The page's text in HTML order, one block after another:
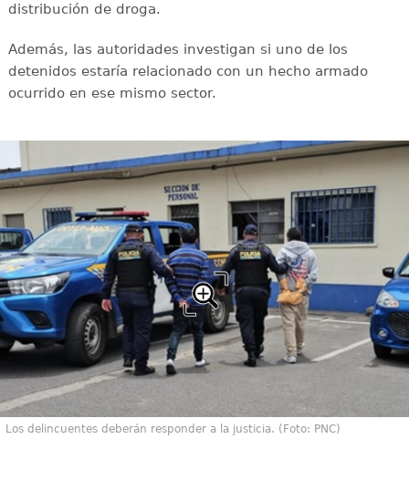
distribución de droga.
Además, las autoridades investigan si uno de los
detenidos estaría relacionado con un hecho armado
ocurrido en ese mismo sector.
Los delincuentes deberán responder a la justicia. (Foto: PNC)